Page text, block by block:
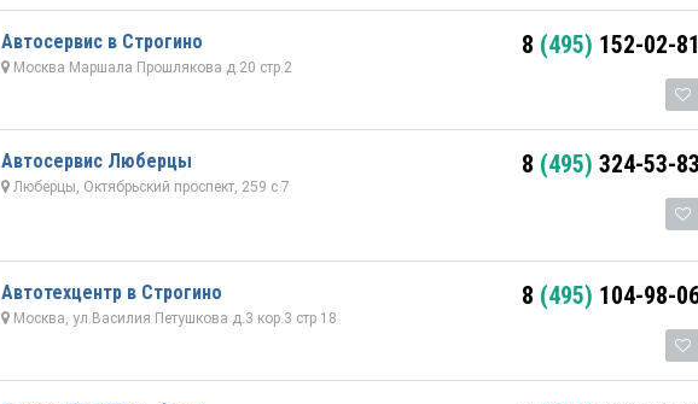
Автосервис в Строгино
Москва Маршала Прошлякова д.20 стр.2
8 (495) 152-02-81
Автосервис Люберцы
Люберцы, Октябрьский проспект, 259 с 7
8 (495) 324-53-83
Автотехцентр в Строгино
Москва, ул.Василия Петушкова д.3 кор.3 стр 18
8 (495) 104-98-